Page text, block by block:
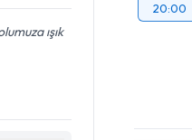
ışık
20:00